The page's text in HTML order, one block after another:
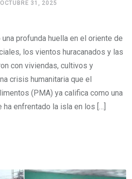
OCTUBRE 31, 2025
profunda huella en el oriente de
los vientos huracanados y las
con viviendas, cultivos y
crisis humanitaria que el
(PMA) ya califica como una
enfrentado la isla en los […]